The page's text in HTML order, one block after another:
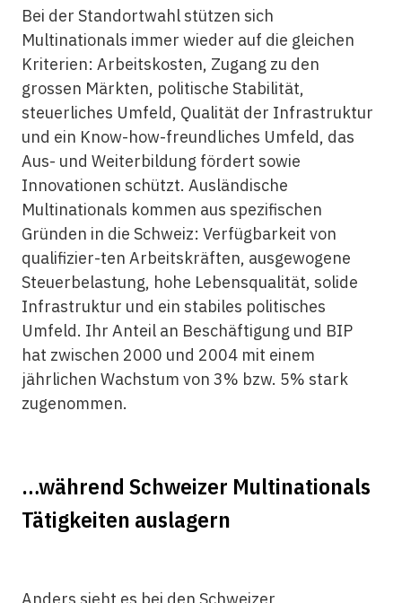
Bei der Standortwahl stützen sich
Multinationals immer wieder auf die gleichen
Kriterien: Arbeitskosten, Zugang zu den
grossen Märkten, politische Stabilität,
steuerliches Umfeld, Qualität der Infrastruktur
und ein Know-how-freundliches Umfeld, das
Aus- und Weiterbildung fördert sowie
Innovationen schützt. Ausländische
Multinationals kommen aus spezifischen
Gründen in die Schweiz: Verfügbarkeit von
qualifizier-ten Arbeitskräften, ausgewogene
Steuerbelastung, hohe Lebensqualität, solide
Infrastruktur und ein stabiles politisches
Umfeld. Ihr Anteil an Beschäftigung und BIP
hat zwischen 2000 und 2004 mit einem
jährlichen Wachstum von 3% bzw. 5% stark
zugenommen.
…während Schweizer Multinationals
Tätigkeiten auslagern